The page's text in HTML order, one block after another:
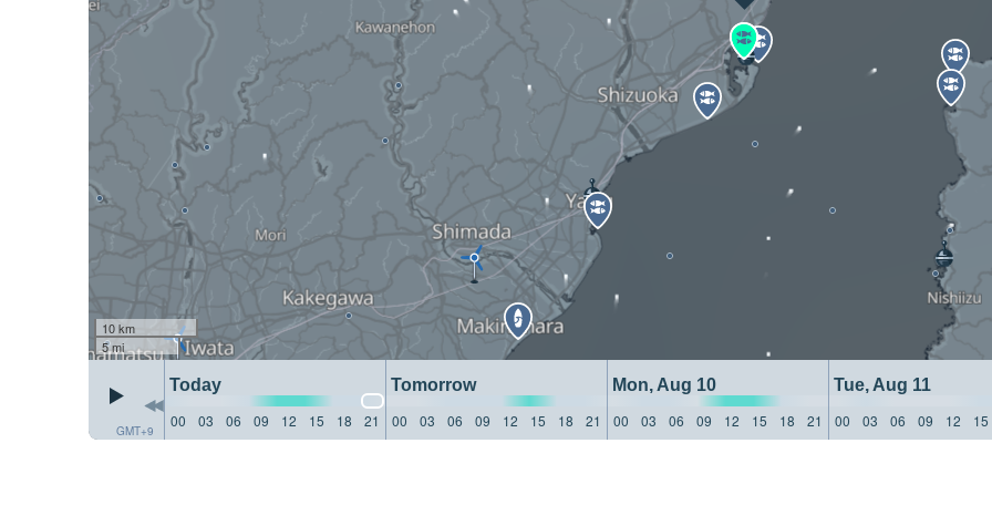
10 km
5 mi
GMT+9
Today Tomorrow Mon, Aug 10 Tue, Aug 11
00
03 06 09 12 15 18 21 00 03 06 09 12 15 18 21 00 03 06 09 12 15 18 21 00 03 06 09 12 15